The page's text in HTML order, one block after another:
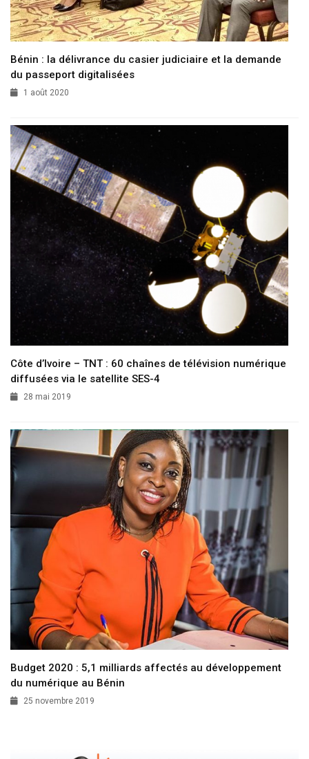
Bénin : la délivrance du casier judiciaire et la demande
du passeport digitalisées
1 août 2020
Côte d’Ivoire – TNT : 60 chaînes de télévision numérique
diffusées via le satellite SES-4
28 mai 2019
Budget 2020 : 5,1 milliards affectés au développement
du numérique au Bénin
25 novembre 2019